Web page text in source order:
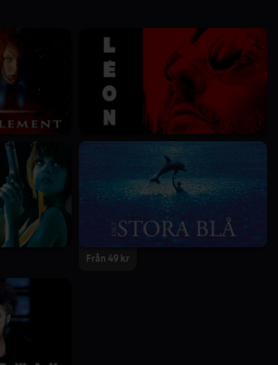
Från 49 kr